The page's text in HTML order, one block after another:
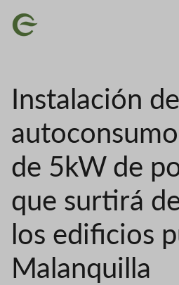
Image
Instalación
de 5kW de
que surtirá
los edificios
Malanquilla